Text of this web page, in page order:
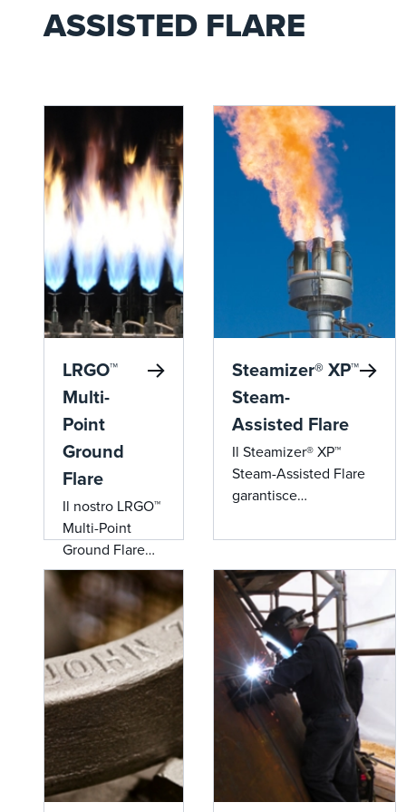
ASSISTED FLARE
LRGO™
Multi-
Point
Ground
Flare
Il nostro LRGO™
Multi-Point
Ground Flare
offre
un'affidabilità
eccezionale,
una durata
prolungata,
prestazioni
senza fumo e
portate leader
del settore, che
lo rendono una
scelta superiore
Steamizer® XP™
Steam-
Assisted Flare
Il Steamizer® XP™
Steam-Assisted Flare
garantisce
combustione
funzionamento senza
fumo e emissioni
ridotte, rendendolo
ideale per le
applicazioni di torcia
industriale.